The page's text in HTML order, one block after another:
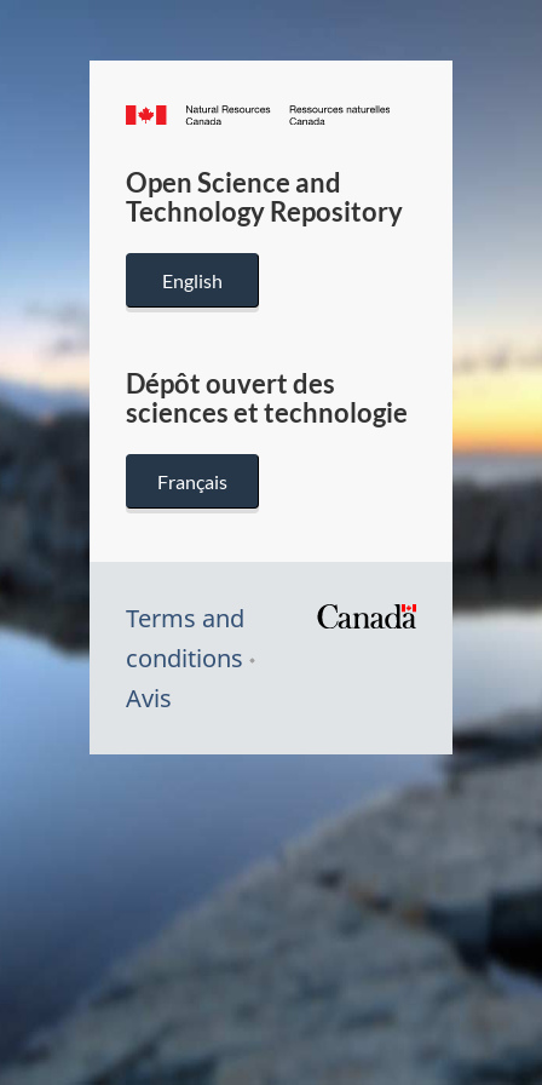
Canada.ca
/
Canada
Open Science and
Technology Repository
English
Dépôt ouvert des
sciences et technologie
Français
Terms and
conditions
Avis
du